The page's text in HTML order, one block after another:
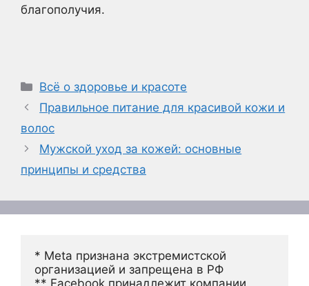
благополучия.
Рубрики
Всё о здоровье и красоте
Правильное питание для красивой кожи и
волос
Мужской уход за кожей: основные
принципы и средства
* Meta признана экстремистской
организацией и запрещена в РФ